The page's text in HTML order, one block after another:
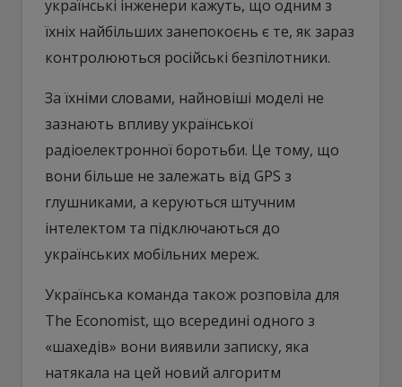
українські інженери кажуть, що одним з
їхніх найбільших занепокоєнь є те, як зараз
контролюються російські безпілотники.
За їхніми словами, найновіші моделі не
зазнають впливу української
радіоелектронної боротьби. Це тому, що
вони більше не залежать від GPS з
глушниками, а керуються штучним
інтелектом та підключаються до
українських мобільних мереж.
Українська команда також розповіла для
The Economist, що всередині одного з
«шахедів» вони виявили записку, яка
натякала на цей новий алгоритм